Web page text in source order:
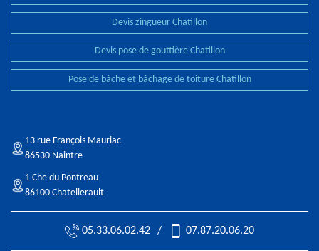
Devis zingueur Chatillon
Devis pose de gouttière Chatillon
Pose de bâche et bâchage de toiture Chatillon
13 rue François Mauriac
86530 Naintre
1 Che du Pontreau
86100 Chatellerault
05.33.06.02.42 / 07.87.20.06.20